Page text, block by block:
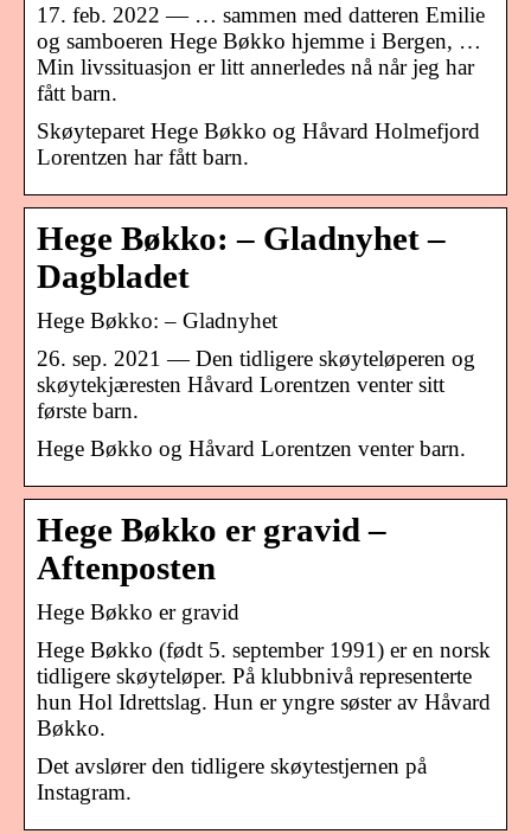
17. feb. 2022 — … sammen med datteren Emilie
og samboeren Hege Bøkko hjemme i Bergen, …
Min livssituasjon er litt annerledes nå når jeg har
fått barn.
Skøyteparet Hege Bøkko og Håvard Holmefjord
Lorentzen har fått barn.
Hege Bøkko: – Gladnyhet –
Dagbladet
Hege Bøkko: – Gladnyhet
26. sep. 2021 — Den tidligere skøyteløperen og
skøytekjæresten Håvard Lorentzen venter sitt
første barn.
Hege Bøkko og Håvard Lorentzen venter barn.
Hege Bøkko er gravid –
Aftenposten
Hege Bøkko er gravid
Hege Bøkko (født 5. september 1991) er en norsk
tidligere skøyteløper. På klubbnivå representerte
hun Hol Idrettslag. Hun er yngre søster av Håvard
Bøkko.
Det avslører den tidligere skøytestjernen på
Instagram.